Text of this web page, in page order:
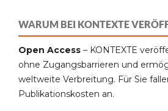
WARUM BEI KONTEXTE
Open Access – KONTEXTE
ohne Zugangsbarrieren und
weltweite Verbreitung. Für Sie
Publikationskosten an.